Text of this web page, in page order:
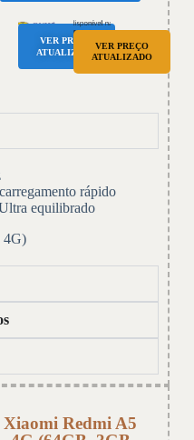
VER PREÇO
ATUALIZADO
VER PREÇO
ATUALIZADO
rápido
equilibrado
4G)
Xiaomi Redmi A5